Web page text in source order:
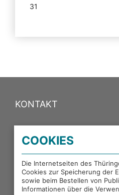
31
KONTAKT
PORTALE DES
EXTERNE LINKS
COOKIES
Die Internetseiten des
Cookies zur Speicherung der
sowie beim Bestellen von
Informationen über die